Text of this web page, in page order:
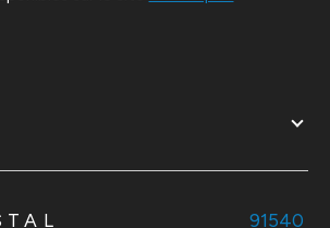
TRAD_ZEPHYR_Valeurs
91540